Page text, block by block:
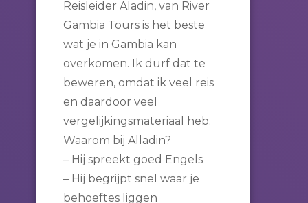
Reisleider Aladin, van River
Gambia Tours is het beste
wat je in Gambia kan
overkomen. Ik durf dat te
beweren, omdat ik veel reis
en daardoor veel
vergelijkingsmateriaal heb.
Waarom bij Alladin?
– Hij spreekt goed Engels
– Hij begrijpt snel waar je
behoeftes liggen